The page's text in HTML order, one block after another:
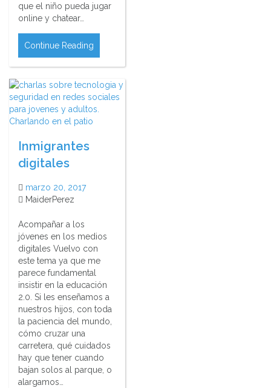
que el niño pueda jugar
online y chatear…
Continue Reading
Inmigrantes
digitales
marzo 20, 2017
MaiderPerez
Acompañar a los
jóvenes en los medios
digitales Vuelvo con
este tema ya que me
parece fundamental
insistir en la educación
2.0. Si les enseñamos a
nuestros hijos, con toda
la paciencia del mundo,
cómo cruzar una
carretera, qué cuidados
hay que tener cuando
bajan solos al parque, o
alargamos…